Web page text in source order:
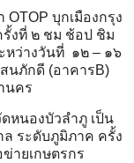
บุกเมืองกรุง
งที่ ๒ ชม ช้อป ชิม
ว่างวันที่ ๑๒ – ๑๖
นภักดี (อาคารB)
นคร
หนองบัวลำภู เป็น
ระดับภูมิภาค ครั้ง
ายเกษตรกร